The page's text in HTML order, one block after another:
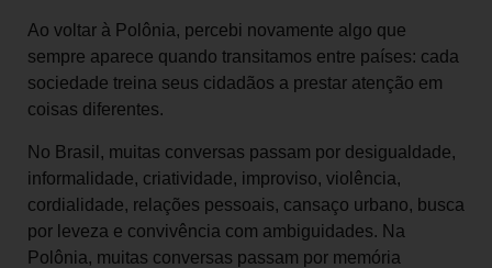
Ao voltar à Polônia, percebi novamente algo que
sempre aparece quando transitamos entre países: cada
sociedade treina seus cidadãos a prestar atenção em
coisas diferentes.
No Brasil, muitas conversas passam por desigualdade,
informalidade, criatividade, improviso, violência,
cordialidade, relações pessoais, cansaço urbano, busca
por leveza e convivência com ambiguidades. Na
Polônia, muitas conversas passam por memória